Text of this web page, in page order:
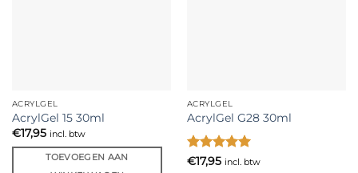
ACRYLGEL
AcrylGel 15 30ml
€17,95 incl. btw
TOEVOEGEN AAN
ACRYLGEL
AcrylGel G28 30ml
Gewaardeerd
€17,95 incl. btw